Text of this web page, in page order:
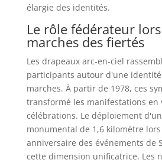
élargie des identités.
Le rôle fédérateur
marches des fiertés
Les drapeaux arc-en-ciel
participants autour d'une
marches. À partir de 1978, ces
transformé les manifestations en
célébrations. Le déploiement
monumental de 1,6 kilomètre
anniversaire des événements de
cette dimension unificatrice. Les